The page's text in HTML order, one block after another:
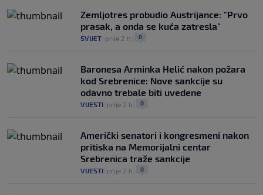
Zemljotres probudio Austrijance: "Prvo
prasak, a onda se kuća zatresla"
SVIJET prije 2 h 0
Baronesa Arminka Helić nakon požara
kod Srebrenice: Nove sankcije su
odavno trebale biti uvedene
VIJESTI prije 2 h 0
Američki senatori i kongresmeni nakon
pritiska na Memorijalni centar
Srebrenica traže sankcije
VIJESTI prije 2 h 0